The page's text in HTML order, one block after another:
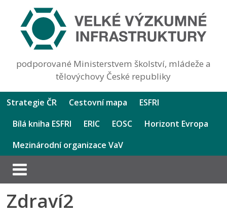
podporované Ministerstvem školství, mládeže a
tělovýchovy České republiky
Strategie ČR Cestovní mapa
ESFRI
Bílá kniha ESFRI
ERIC EOSC
Horizont Evropa
Mezinárodní organizace VaV
Zdraví2